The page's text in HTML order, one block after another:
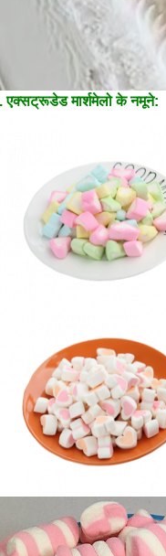
एक्सट्रूडेड मार्शमेलो के नमूने: